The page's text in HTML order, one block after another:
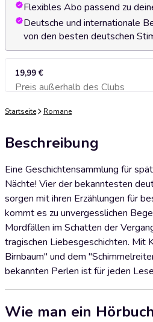
Flexibles Abo passend zu
Deutsche und internationale
von den besten deutschen
19,99 €
Preis außerhalb des Clubs
Zum Warenkorb
Startseite Romane
Beschreibung
Eine Geschichtensammlung für
Nächte! Vier der bekanntesten
sorgen mit ihren Erzählungen für
kommt es zu unvergesslichen
Mordfällen im Schatten der
tragischen Liebesgeschichten. Mit
Birnbaum" und dem
bekannten Perlen ist für jeden
Wie man ein